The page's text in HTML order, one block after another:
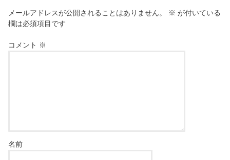
メールアドレスが公開されることはありません。 ※ が付いている
欄は必須項目です
コメント ※
名前